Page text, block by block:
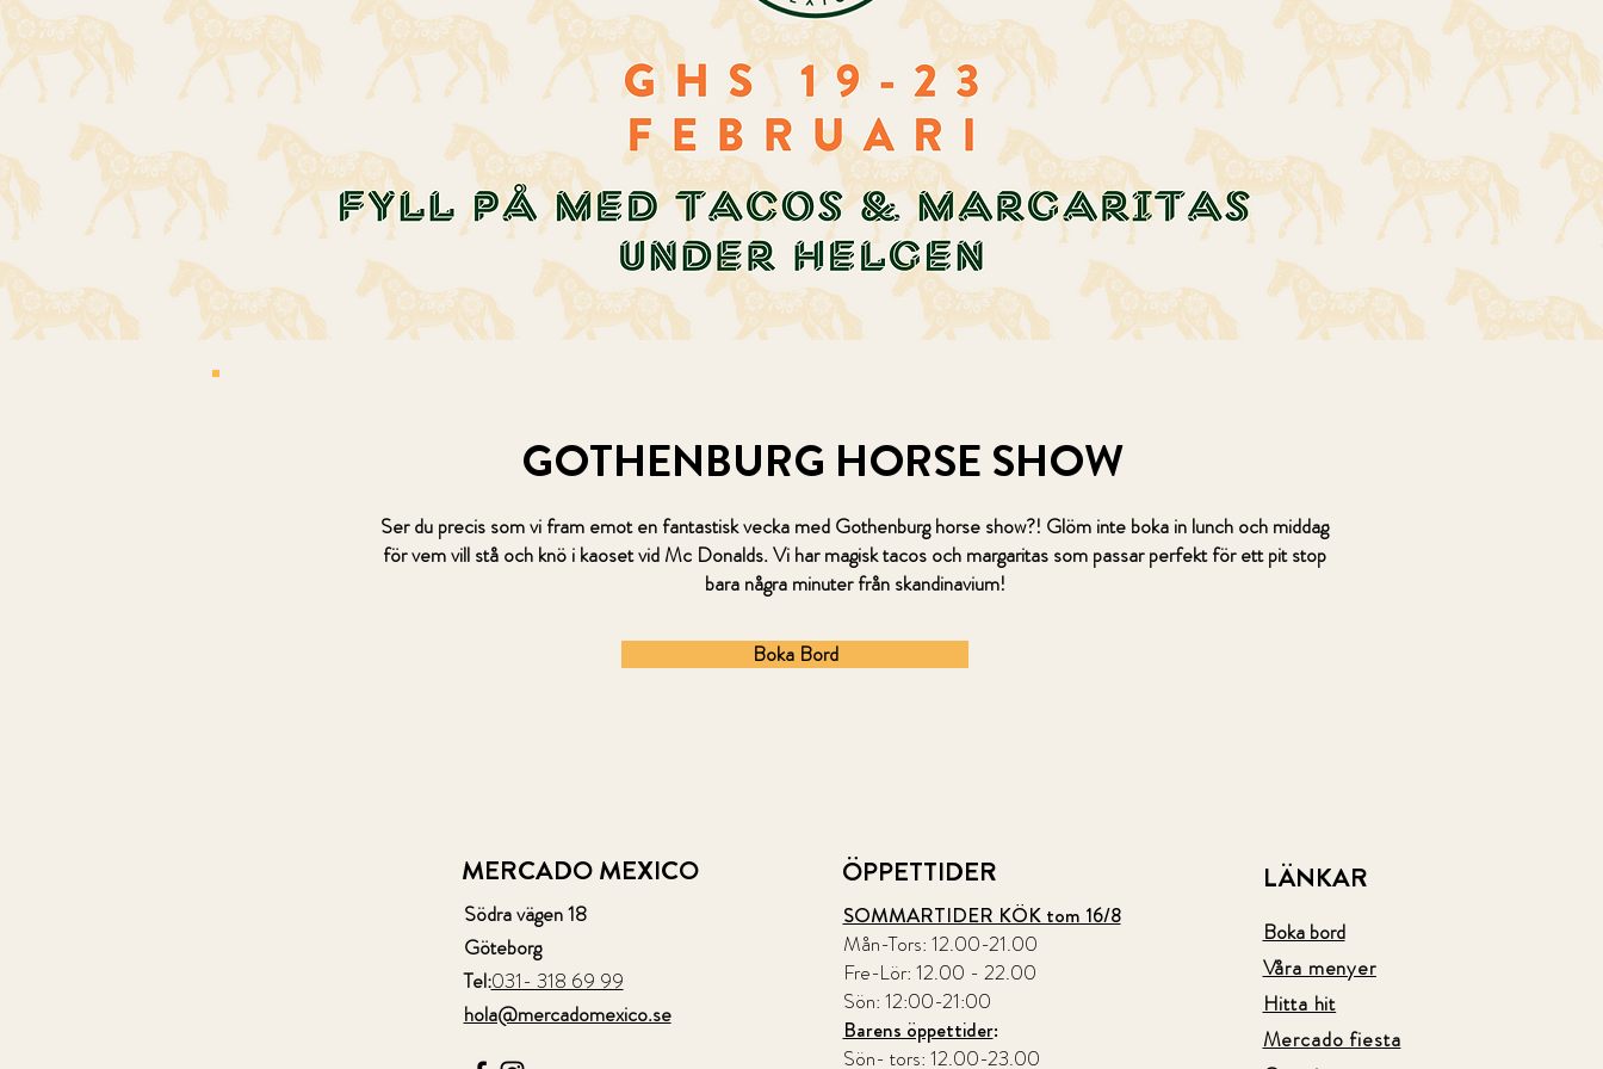
GOTHENBURG HORSE SHOW
Ser du precis som vi fram emot en fantastisk vecka med Gothenburg horse show?! Glöm inte boka in lunch och middag
för vem vill stå och knö i kaoset vid Mc Donalds. Vi har magisk tacos och margaritas som passar perfekt för ett pit stop
bara några minuter från skandinavium!
Boka Bord
MERCADO MEXICO
Södra vägen 18
Göteborg
Tel:031- 318 69 99
hola@mercadomexico.se
ÖPPETTIDER
SOMMARTIDER KÖK tom 16/8
Mån-Tors: 12.00-21.00
Fre-Lör: 12.00 - 22.00
Sön: 12:00-21:00
Barens öppettider:
Sön- tors: 12.00-23.00
LÄNKAR
Boka bord
Våra menyer
Hitta hit
Mercado fiesta